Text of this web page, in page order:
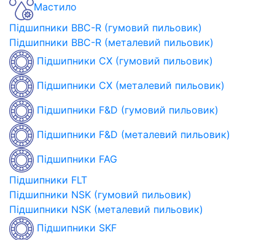
Мастило
Підшипники BBC-R (гумовий пильовик)
Підшипники BBC-R (металевий пильовик)
Підшипники CX (гумовий пильовик)
Підшипники CX (металевий пильовик)
Підшипники F&D (гумовий пильовик)
Підшипники F&D (металевий пильовик)
Підшипники FAG
Підшипники FLT
Підшипники NSK (гумовий пильовик)
Підшипники NSK (металевий пильовик)
Підшипники SKF